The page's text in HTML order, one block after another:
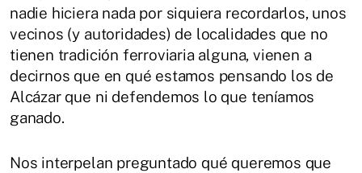
nadie hiciera nada por siquiera recordarlos, unos
vecinos (y autoridades) de localidades que no
tienen tradición ferroviaria alguna, vienen a
decirnos que en qué estamos pensando los de
Alcázar que ni defendemos lo que teníamos
ganado.
Nos interpelan preguntado qué queremos que